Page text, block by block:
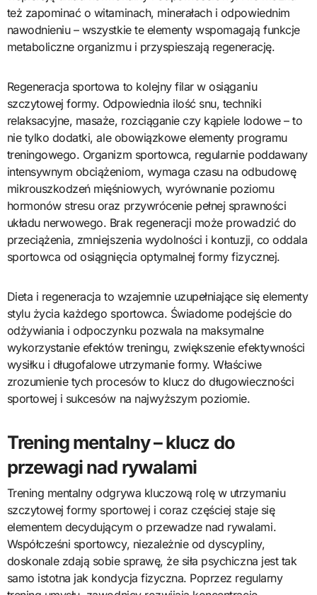
też zapominać o witaminach, minerałach i odpowiednim
nawodnieniu – wszystkie te elementy wspomagają funkcje
metaboliczne organizmu i przyspieszają regenerację.
Regeneracja sportowa to kolejny filar w osiąganiu
szczytowej formy. Odpowiednia ilość snu, techniki
relaksacyjne, masaże, rozciąganie czy kąpiele lodowe – to
nie tylko dodatki, ale obowiązkowe elementy programu
treningowego. Organizm sportowca, regularnie poddawany
intensywnym obciążeniom, wymaga czasu na odbudowę
mikrouszkodzeń mięśniowych, wyrównanie poziomu
hormonów stresu oraz przywrócenie pełnej sprawności
układu nerwowego. Brak regeneracji może prowadzić do
przeciążenia, zmniejszenia wydolności i kontuzji, co oddala
sportowca od osiągnięcia optymalnej formy fizycznej.
Dieta i regeneracja to wzajemnie uzupełniające się elementy
stylu życia każdego sportowca. Świadome podejście do
odżywiania i odpoczynku pozwala na maksymalne
wykorzystanie efektów treningu, zwiększenie efektywności
wysiłku i długofalowe utrzymanie formy. Właściwe
zrozumienie tych procesów to klucz do długowieczności
sportowej i sukcesów na najwyższym poziomie.
Trening mentalny – klucz do
przewagi nad rywalami
Trening mentalny odgrywa kluczową rolę w utrzymaniu
szczytowej formy sportowej i coraz częściej staje się
elementem decydującym o przewadze nad rywalami.
Współcześni sportowcy, niezależnie od dyscypliny,
doskonale zdają sobie sprawę, że siła psychiczna jest tak
samo istotna jak kondycja fizyczna. Poprzez regularny